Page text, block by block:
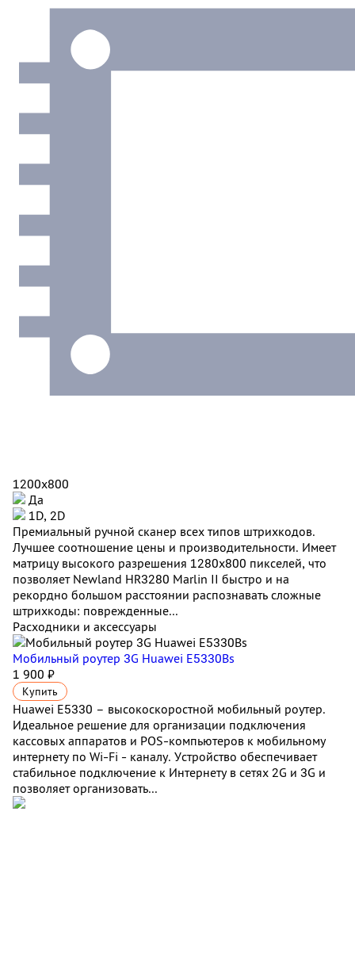
1200x800
Да
1D, 2D
Премиальный ручной сканер всех типов штрихкодов.
Лучшее соотношение цены и производительности. Имеет
матрицу высокого разрешения 1280x800 пикселей, что
позволяет Newland HR3280 Marlin II быстро и на
рекордно большом расстоянии распознавать сложные
штрихкоды: поврежденные...
Расходники и аксессуары
Мобильный роутер 3G Huawei E5330Bs
1 900 ₽
Купить
Huawei E5330 – высокоскоростной мобильный роутер.
Идеальное решение для организации подключения
кассовых аппаратов и POS-компьютеров к мобильному
интернету по Wi-Fi - каналу. Устройство обеспечивает
стабильное подключение к Интернету в сетях 2G и 3G и
позволяет организовать...